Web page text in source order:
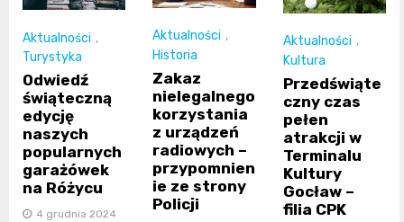
Aktualności ,
Turystyka
Odwiedź
świąteczną
edycję
naszych
popularnych
garażówek
na Różycu
4 grudnia 2024
Aktualności ,
Historia
Zakaz
nielegalnego
korzystania
z urządzeń
radiowych –
przypomnien
ie ze strony
Policji
Aktualności ,
Kultura
Przedświąte
czny czas
pełen
atrakcji w
Terminalu
Kultury
Gocław –
filia CPK